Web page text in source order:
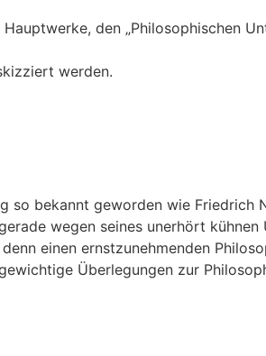
den „Philosophischen
werden.
so bekannt geworden wie Friedrich
wegen seines unerhört
einen ernstzunehmenden
Überlegungen zur